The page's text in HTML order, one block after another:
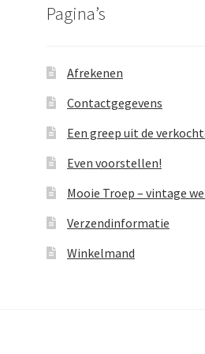
Pagina’s
Afrekenen
Contactgegevens
Een greep uit de
Even voorstellen!
Mooie Troep – vintage
Verzendinformatie
Winkelmand